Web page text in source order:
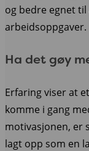
og bedre egnet
arbeidsoppgaver.
Ha det gøy
Erfaring viser at
komme i gang
motivasjonen, er
lagt opp som en